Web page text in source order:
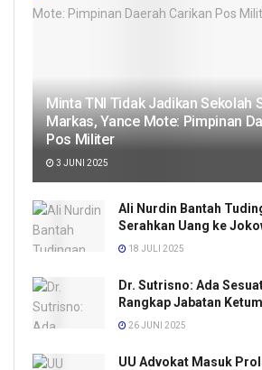
Minta TNI Tidak Jadikan Sekolah
Markas, Yance Mote: Pimpinan
Pos Militer
3 JUNI 2025
Ali Nurdin Bantah
Serahkan Uang ke
18 JULI 2025
Dr. Sutrisno: Ada
Rangkap Jabatan
26 JUNI 2025
UU Advokat Masuk